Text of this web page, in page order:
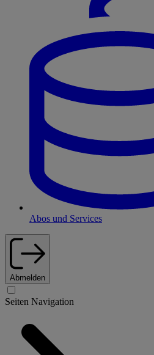
Abos und Services
Abmelden
Seiten Navigation